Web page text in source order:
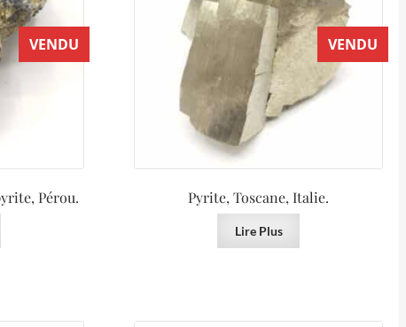
VENDU
Pérou.
VENDU
Pyrite, Toscane, Italie.
Lire Plus